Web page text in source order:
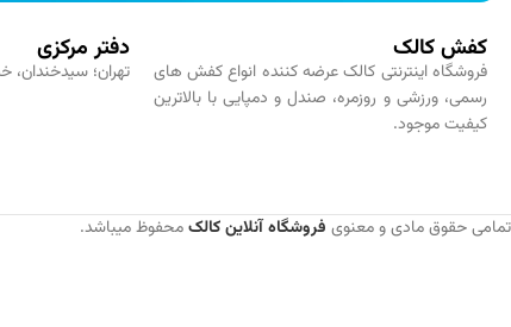
کفش کالک
فروشگاه اینترنتی کالک عرضه کننده انواع کفش های
رسمی، ورزشی و روزمره، صندل و دمپایی با بالاترین
کیفیت موجود.
دفتر مرکزی
تهران؛ سیدخندان،
تمامی حقوق مادی و معنوی فروشگاه آنلاین کالکمحفوظ میباشد.